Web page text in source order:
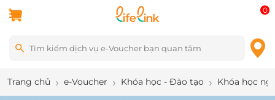
0
Trang chủ e-Voucher Khóa học - Đào tạo Khóa học